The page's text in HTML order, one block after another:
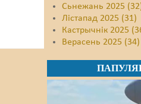
Сьнежань 2025
Лістапад 2025 (31)
Кастрычнік 2025
Верасень 2025 (34)